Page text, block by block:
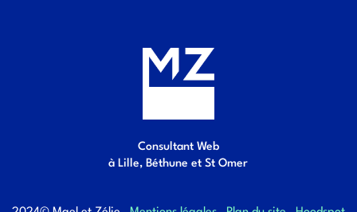
Consultant Web
à Lille, Béthune et St Omer